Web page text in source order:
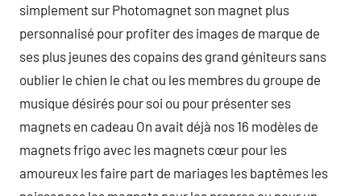
simplement sur Photomagnet son magnet plus
personnalisé pour profiter des images de marque de
ses plus jeunes des copains des grand géniteurs sans
oublier le chien le chat ou les membres du groupe de
musique désirés pour soi ou pour présenter ses
magnets en cadeau On avait déjà nos 16 modèles de
magnets frigo avec les magnets cœur pour les
amoureux les faire part de mariages les baptêmes les